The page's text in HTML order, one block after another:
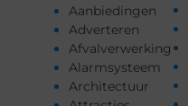
Aanbiedingen
Adverteren
Afvalverwerking
Alarmsysteem
Architectuur